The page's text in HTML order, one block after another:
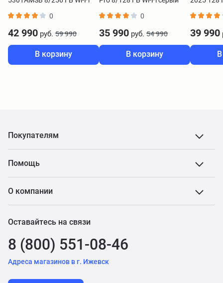
0
42 990 руб. 59 990
В корзину
0
35 990 руб. 54 990
В корзину
39 990
Покупателям
Помощь
О компании
Оставайтесь на связи
8 (800) 551-08-46
Адреса магазинов в г. Ижевск